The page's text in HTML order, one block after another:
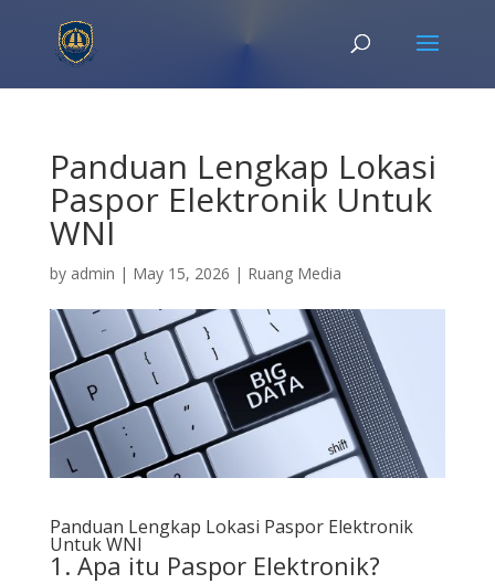
Panduan Lengkap Lokasi
Paspor Elektronik Untuk
WNI
by admin | May 15, 2026 | Ruang Media
Panduan Lengkap Lokasi Paspor Elektronik
Untuk WNI
1. Apa itu Paspor Elektronik?